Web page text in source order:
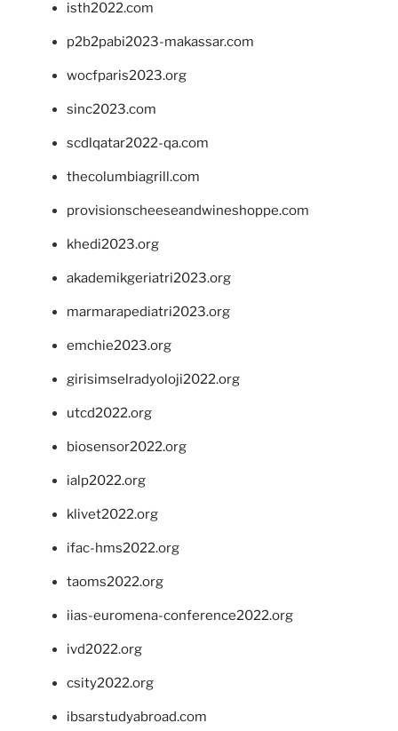
isth2022.com
p2b2pabi2023-makassar.com
wocfparis2023.org
sinc2023.com
scdlqatar2022-qa.com
thecolumbiagrill.com
provisionscheeseandwineshoppe.com
khedi2023.org
akademikgeriatri2023.org
marmarapediatri2023.org
emchie2023.org
girisimselradyoloji2022.org
utcd2022.org
biosensor2022.org
ialp2022.org
klivet2022.org
ifac-hms2022.org
taoms2022.org
iias-euromena-conference2022.org
ivd2022.org
csity2022.org
ibsarstudyabroad.com